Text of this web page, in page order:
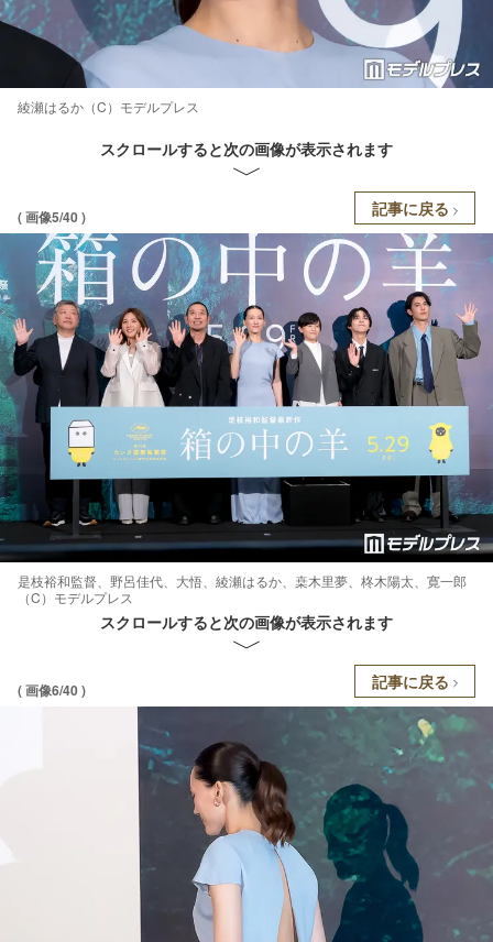
綾瀬はるか（C）モデルプレス
スクロールすると次の画像が表示されます
( 画像5/40 ) 記事に戻る
是枝裕和監督、野呂佳代、大悟、綾瀬はるか、桒木里夢、柊木陽太、寛一郎
（C）モデルプレス
スクロールすると次の画像が表示されます
( 画像6/40 ) 記事に戻る